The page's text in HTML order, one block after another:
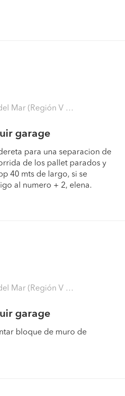
(Región V Valparaíso - Valparaíso)
garage
para una separacion de
de los pallet parados y
40 mts de largo, si se
al numero + 2, elena.
(Región V Valparaíso - Valparaíso)
garage
bloque de muro de